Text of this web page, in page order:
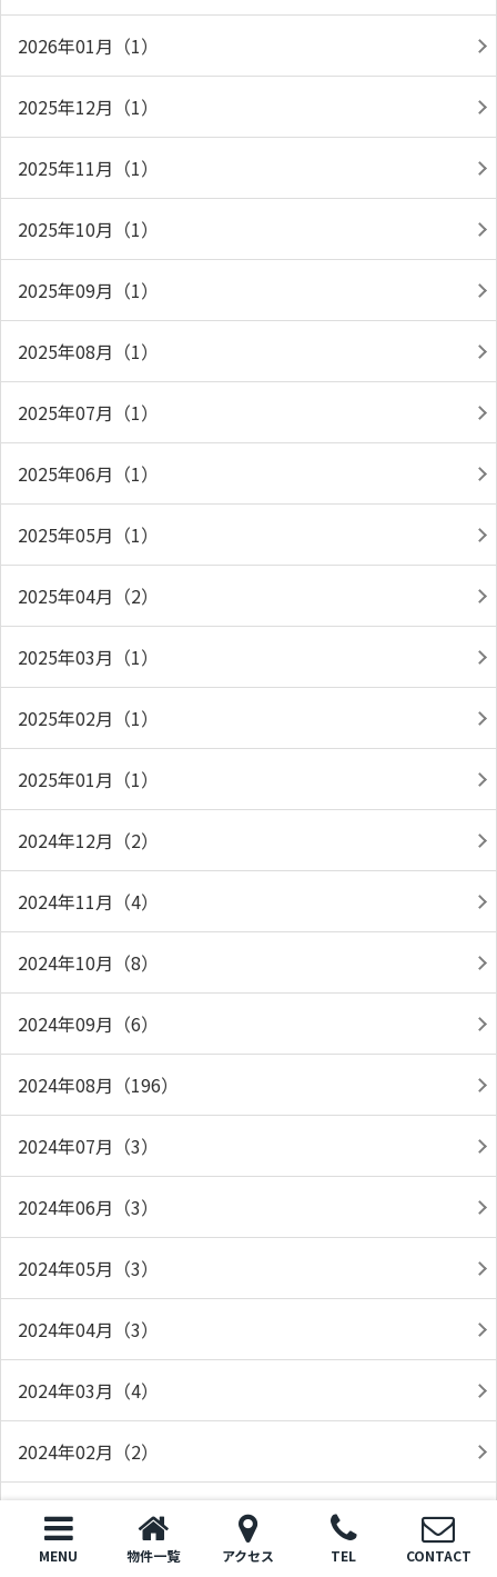
2026年01月（1）
2025年12月（1）
2025年11月（1）
2025年10月（1）
2025年09月（1）
2025年08月（1）
2025年07月（1）
2025年06月（1）
2025年05月（1）
2025年04月（2）
2025年03月（1）
2025年02月（1）
2025年01月（1）
2024年12月（2）
2024年11月（4）
2024年10月（8）
2024年09月（6）
2024年08月（196）
2024年07月（3）
2024年06月（3）
2024年05月（3）
2024年04月（3）
2024年03月（4）
2024年02月（2）
2024年01月（3）
MENU 物件一覧 アクセス TEL CONTACT